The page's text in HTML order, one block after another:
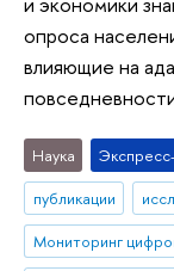
опроса
влияющие на
Наука
публикации